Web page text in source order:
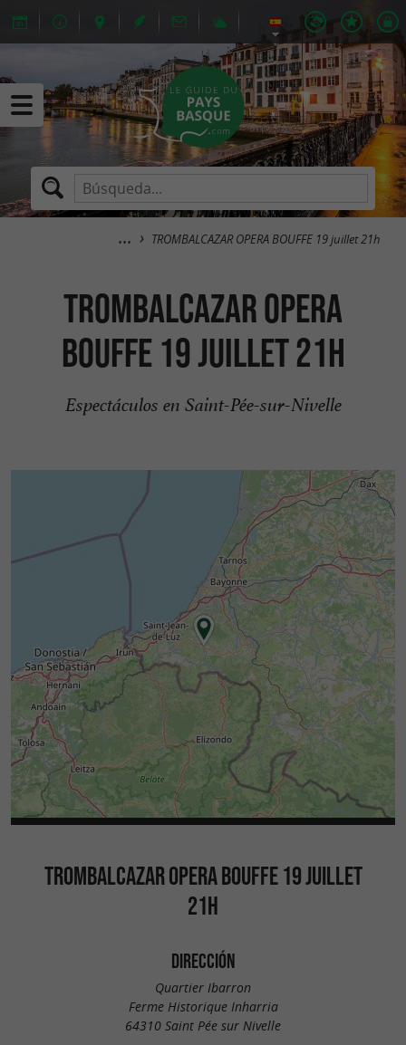
TROMBALCAZAR OPERA BOUFFE 19 juillet 21h
TROMBALCAZAR OPERA
BOUFFE 19 juillet 21h
Espectáculos en Saint-Pée-sur-Nivelle
TROMBALCAZAR OPERA BOUFFE 19 JUILLET
21H
DIRECCIÓN
Quartier Ibarron
Ferme Historique Inharria
64310 Saint Pée sur Nivelle